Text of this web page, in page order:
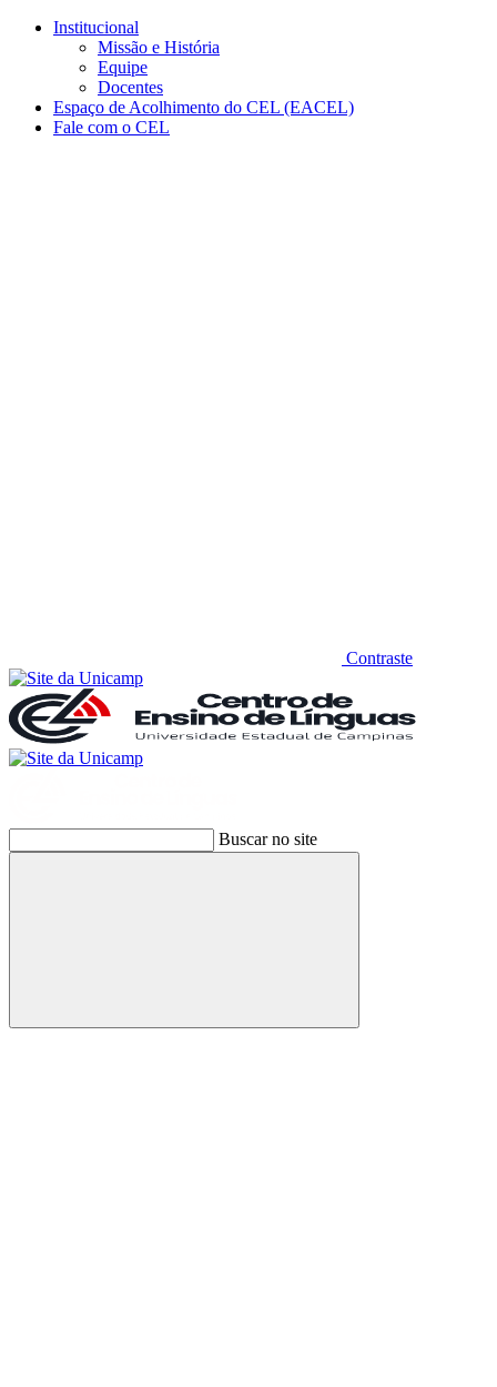
Conteúdo principal
Institucional
Missão e História
Equipe
Docentes
Espaço de Acolhimento do CEL (EACEL)
Fale com o CEL
Contraste
Buscar no site
Buscar